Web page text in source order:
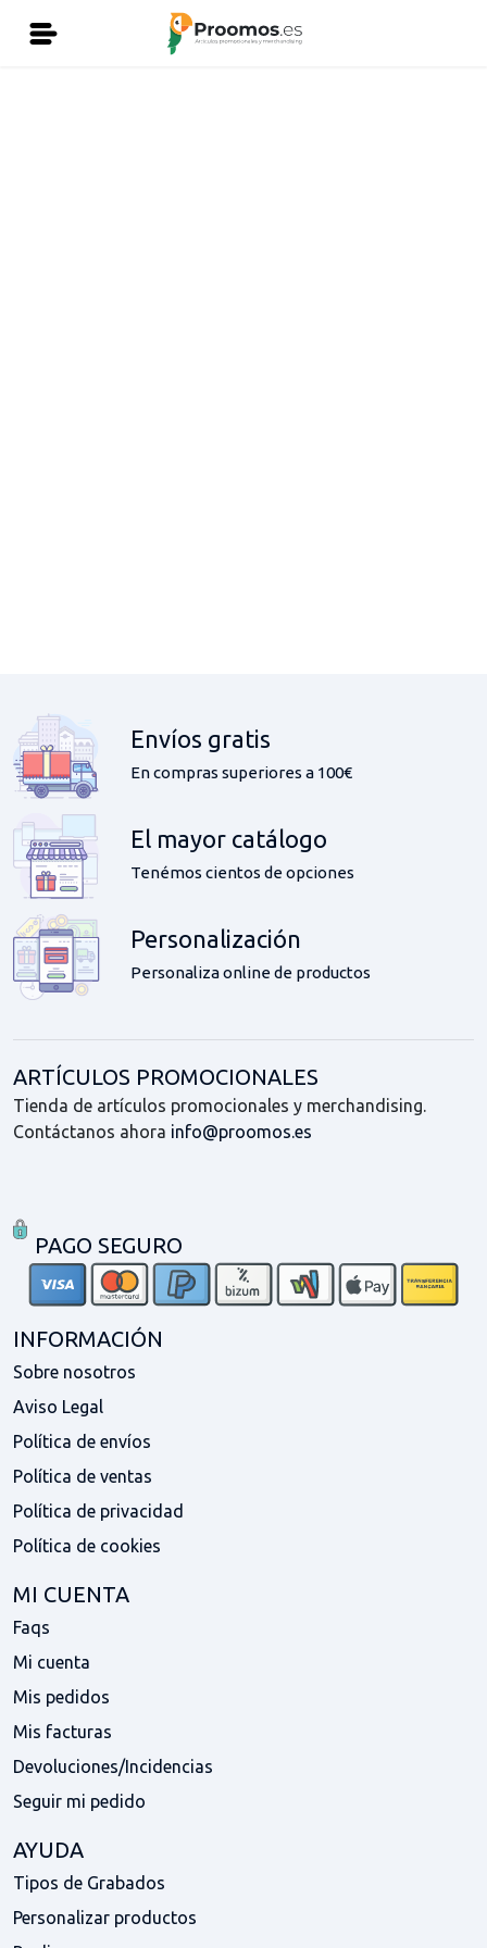
Envíos gratis
En compras superiores a 100€
El mayor catálogo
Tenémos cientos de opciones
Personalización
Personaliza online de productos
ARTÍCULOS PROMOCIONALES
Tienda de artículos promocionales y merchandising.
Contáctanos ahora info@proomos.es
PAGO SEGURO
INFORMACIÓN
Sobre nosotros
Aviso Legal
Política de envíos
Política de ventas
Política de privacidad
Política de cookies
MI CUENTA
Faqs
Mi cuenta
Mis pedidos
Mis facturas
Devoluciones/Incidencias
Seguir mi pedido
AYUDA
Tipos de Grabados
Personalizar productos